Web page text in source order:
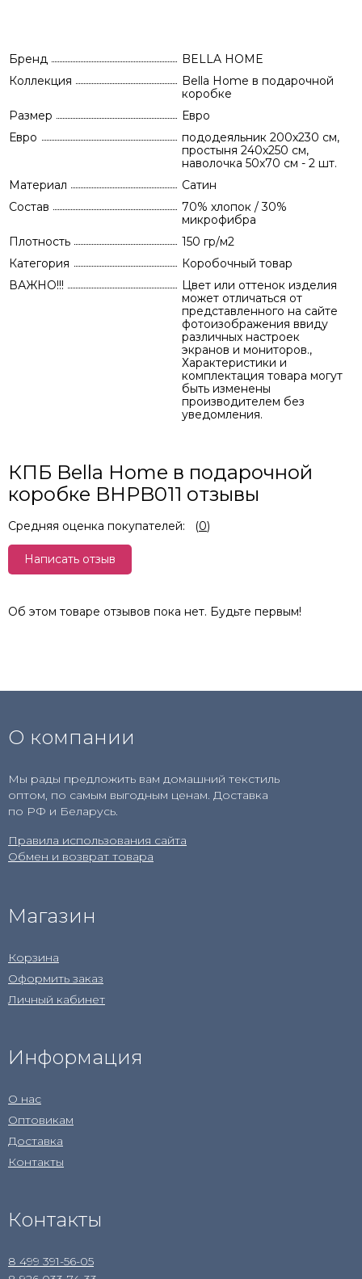
Бренд
BELLA HOME
Коллекция
Bella Home в подарочной
коробке
Размер
Евро
Евро
пододеяльник 200х230 см,
простыня 240х250 см,
наволочка 50х70 см - 2 шт.
Материал
Сатин
Состав
70% хлопок / 30%
микрофибра
Плотность
150 гр/м2
Категория
Коробочный товар
ВАЖНО!!!
Цвет или оттенок изделия
может отличаться от
представленного на сайте
фотоизображения ввиду
различных настроек
экранов и мониторов.,
Характеристики и
комплектация товара могут
быть изменены
производителем без
уведомления.
КПБ Bella Home в подарочной
коробке BHPB011 отзывы
Средняя оценка покупателей: (0)
Написать отзыв
Об этом товаре отзывов пока нет. Будьте первым!
О компании
Мы рады предложить вам домашний текстиль
оптом, по самым выгодным ценам. Доставка
по РФ и Беларусь.
Правила использования сайта
Обмен и возврат товара
Магазин
Корзина
Оформить заказ
Личный кабинет
Информация
О нас
Оптовикам
Доставка
Контакты
Контакты
8 499 391-56-05